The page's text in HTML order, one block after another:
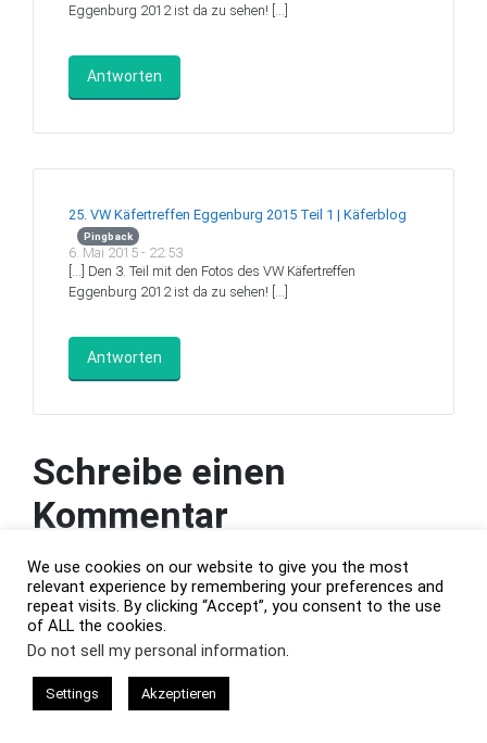
Eggenburg 2012 ist da zu sehen! […]
Antworten
25. VW Käfertreffen Eggenburg 2015 Teil 1 | Käferblog
Pingback
6. Mai 2015 - 22:53
[…] Den 3. Teil mit den Fotos des VW Käfertreffen
Eggenburg 2012 ist da zu sehen! […]
Antworten
Schreibe einen
Kommentar
Deine E-Mail-Adresse wird nicht veröffentlicht.
Erforderliche Felder sind mit*markiert
We use cookies on our website to give you the most
relevant experience by remembering your preferences and
repeat visits. By clicking “Accept”, you consent to the use
of ALL the cookies.
Do not sell my personal information.
Settings Akzeptieren